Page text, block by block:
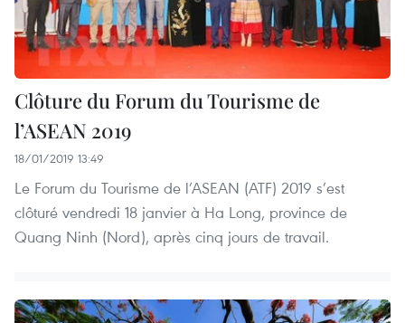
Clôture du Forum du Tourisme de
l’ASEAN 2019
18/01/2019 13:49
Le Forum du Tourisme de l’ASEAN (ATF) 2019 s’est
clôturé vendredi 18 janvier à Ha Long, province de
Quang Ninh (Nord), après cinq jours de travail.